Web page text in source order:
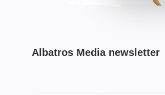
Albatros Media newsletter